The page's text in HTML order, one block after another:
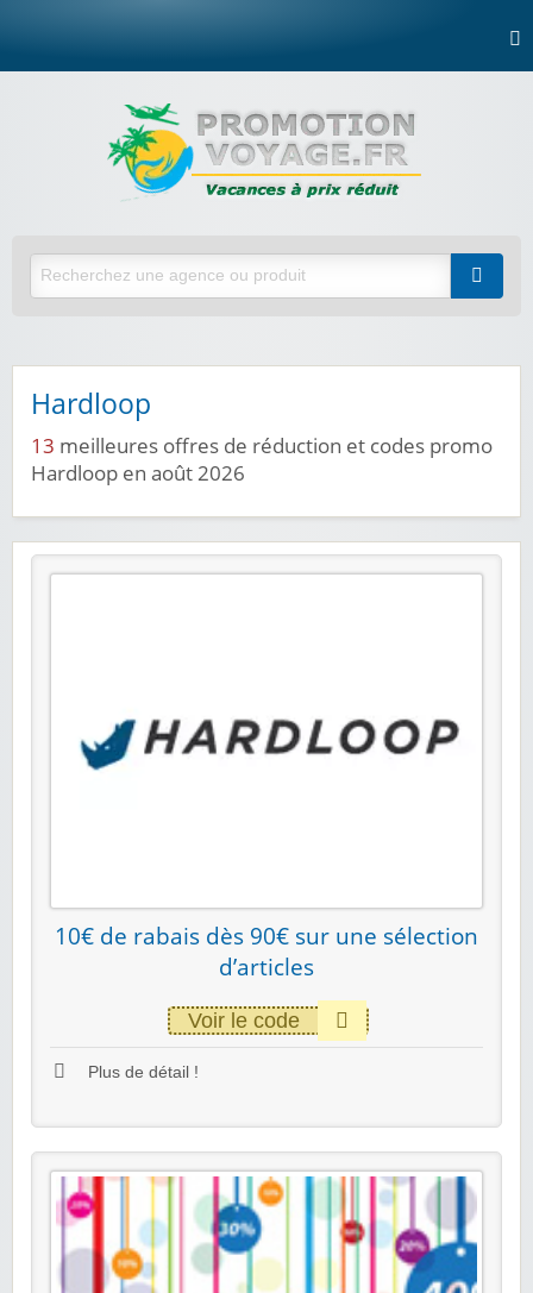
Hardloop
13 meilleures offres de réduction et codes promo
Hardloop en août 2026
10€ de rabais dès 90€ sur une sélection
d’articles
Voir le code
Plus de détail !